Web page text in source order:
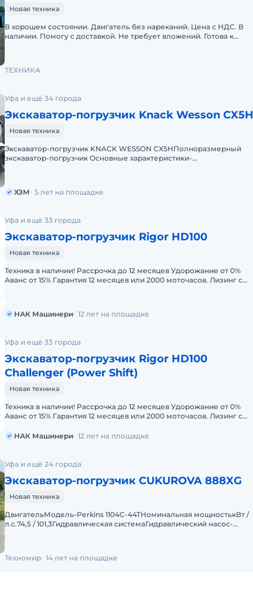
Новая техника
В хорошем состоянии. Двигатель без нареканий. Цена с НДС. В
наличии. Помогу с доставкой. Не требует вложений. Готова к
ТЕХНИКА
Уфа и ещё 34 города
Экскаватор-погрузчик Knack Wesson CX5H
Новая техника
Экскаватор-погрузчик KNACK WESSON CX5HПолноразмерный
экскаватор-погрузчик Основные характеристики-
ХЗМ 5 лет на площадке
Уфа и ещё 33 города
Экскаватор-погрузчик Rigor HD100
Новая техника
Техника в наличии! Рассрочка до 12 месяцев Удорожание от 0%
Аванс от 15% Гарантия 12 месяцев или 2000 моточасов. Лизинг с
НАК Машинери 12 лет на площадке
Уфа и ещё 33 города
Экскаватор-погрузчик Rigor HD100
Challenger (Power Shift)
Новая техника
Техника в наличии! Рассрочка до 12 месяцев Удорожание от 0%
Аванс от 15% Гарантия 12 месяцев или 2000 моточасов. Лизинг с
НАК Машинери 12 лет на площадке
Уфа и ещё 24 города
Экскаватор-погрузчик CUKUROVA 888XG
Новая техника
ДвигательМодель-Реrkins 1104C-44TНоминальная мощностькВт /
л.с.74,5 / 101,3Гидравлическая системаГидравлический насос-
Техномир 14 лет на площадке